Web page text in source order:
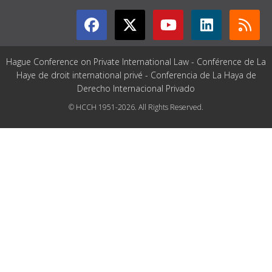
Hague Conference on Private International Law - Conférence de La
Haye de droit international privé - Conferencia de La Haya de
Derecho Internacional Privado
© HCCH 1951-2026. All Rights Reserved.